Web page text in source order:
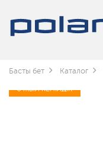
Басты бет Каталог
3 ЖЫЛ КЕПІЛДІК